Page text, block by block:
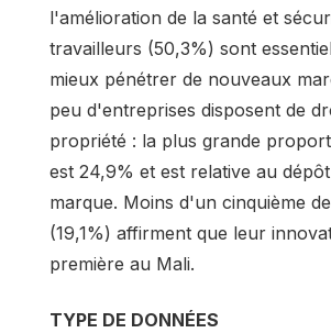
l'amélioration de la santé et
travailleurs (50,3%) sont
mieux pénétrer de nouveaux
peu d'entreprises disposent de
propriété : la plus grande
est 24,9% et est relative au
marque. Moins d'un cinquième
(19,1%) affirment que leur
première au Mali.
TYPE DE DONNÉES